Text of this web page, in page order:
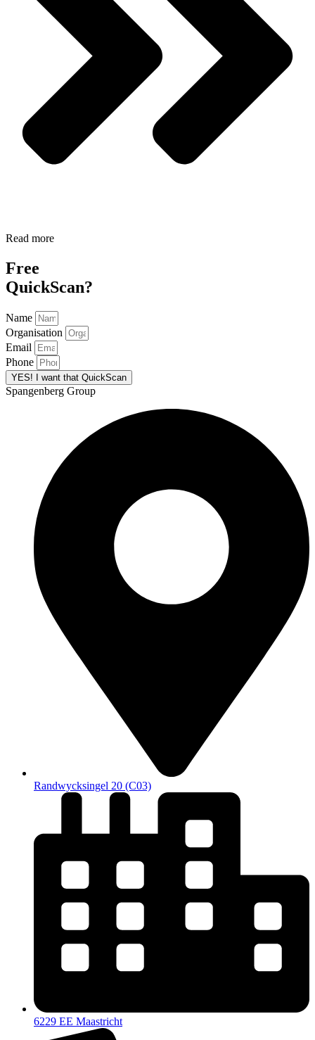
Read more
Free
QuickScan?
Name
Organisation
Email
Phone
YES! I want that QuickScan
Spangenberg Group
Randwycksingel 20 (C03)
6229 EE Maastricht